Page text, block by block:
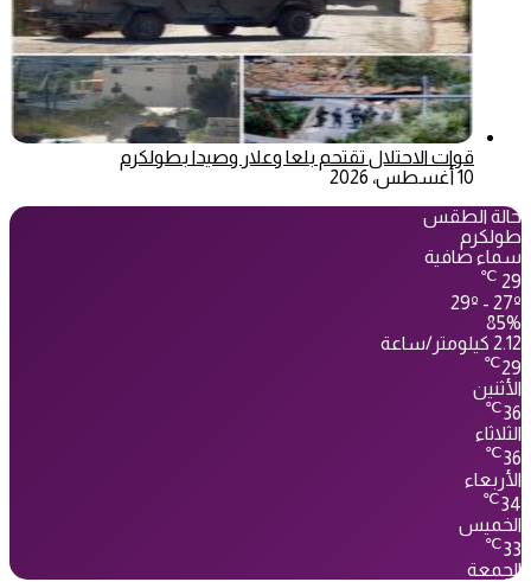
قوات الاحتلال تقتحم بلعا وعلار وصيدا بطولكرم
10 أغسطس، 2026
حالة الطقس
طولكرم
سماء صافية
29
℃
29º - 27º
85%
2.12 كيلومتر/ساعة
29
℃
الأثنين
36
℃
الثلاثاء
36
℃
الأربعاء
34
℃
الخميس
33
℃
الجمعة